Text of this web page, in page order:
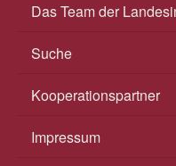
Das Team der
Suche
Kooperationspartner
Impressum